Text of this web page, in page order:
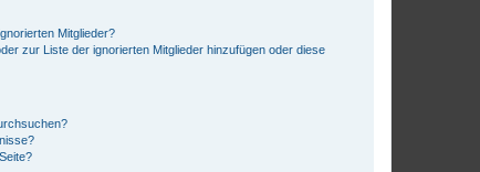
Mitglieder?
zur Liste der ignorierten Mitglieder hinzufügen oder diese